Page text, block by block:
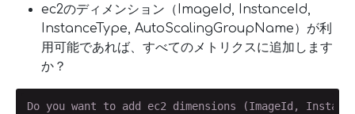
ec2のディメンション（ImageId, InstanceId,
InstanceType, AutoScalingGroupName）が利
用可能であれば、すべてのメトリクスに追加します
か？
Do you want to add ec2 dimensions (ImageId,